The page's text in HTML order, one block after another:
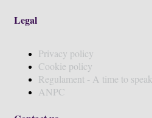
Legal
Privacy policy
Cookie policy
Regulament - A time to speak
ANPC